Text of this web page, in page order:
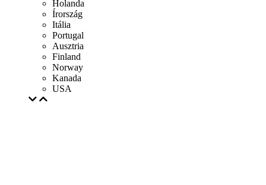
Holanda
Írország
Itália
Portugal
Ausztria
Finland
Norway
Kanada
USA